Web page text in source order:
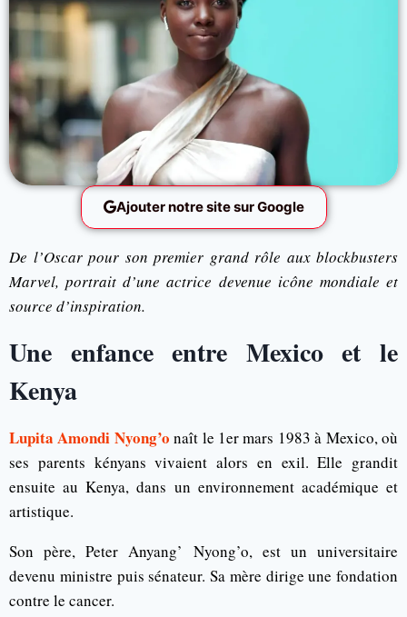
Ajouter notre site sur Google
De l’Oscar pour son premier grand rôle aux blockbusters
Marvel, portrait d’une actrice devenue icône mondiale et
source d’inspiration.
Une enfance entre Mexico et le
Kenya
Lupita Amondi Nyong’o naît le 1er mars 1983 à Mexico, où
ses parents kényans vivaient alors en exil. Elle grandit
ensuite au Kenya, dans un environnement académique et
artistique.
Son père, Peter Anyang’ Nyong’o, est un universitaire
devenu ministre puis sénateur. Sa mère dirige une fondation
contre le cancer.